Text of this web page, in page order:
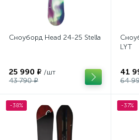
Сноуборд Head 24-25 Stella
25 990 ₽ /шт
43 790 ₽
LYT
41
64
-38% -37%